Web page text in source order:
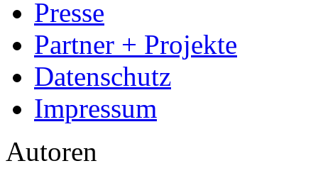
Presse
Partner + Projekte
Datenschutz
Impressum
Autoren